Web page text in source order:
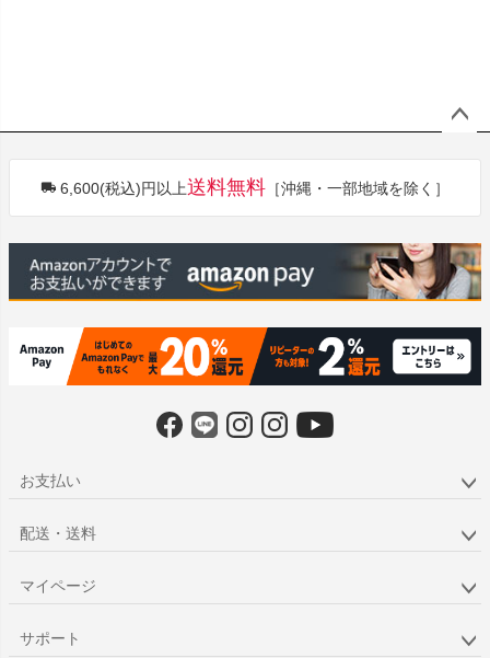
へ
6,600(税込)円以上送料無料 ［沖縄・一部地域を除く］
お支払い
配送・送料
マイページ
サポート